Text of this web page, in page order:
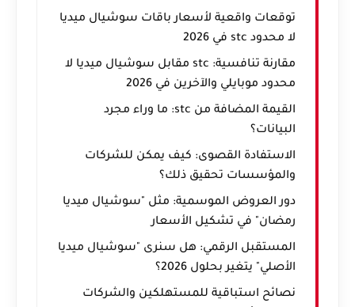
توقعات واقعية لأسعار باقات سوشيال ميديا
لا محدود stc في 2026
مقارنة تنافسية: stc مقابل سوشيال ميديا لا
محدود موبايلي والآخرين في 2026
القيمة المضافة من stc: ما وراء مجرد
البيانات؟
الاستفادة القصوى: كيف يمكن للشركات
والمؤسسات تحقيق ذلك؟
دور العروض الموسمية: مثل "سوشيال ميديا
رمضان" في تشكيل الأسعار
المستقبل الرقمي: هل سنرى "سوشيال ميديا
الأصلي" يتغير بحلول 2026؟
نصائح استباقية للمستهلكين والشركات